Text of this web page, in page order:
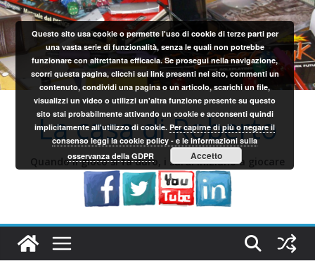
Salta
al
contenuto
La casa di Roberto
Quando il gioco si fa duro, i sardi iniziano a giocare
Questo sito usa cookie o permette l'uso di cookie di terze parti per
una vasta serie di funzionalità, senza le quali non potrebbe
funzionare con altrettanta efficacia. Se prosegui nella navigazione,
scorri questa pagina, clicchi sui link presenti nel sito, commenti un
contenuto, condividi una pagina o un articolo, scarichi un file,
visualizzi un video o utilizzi un'altra funzione presente su questo
sito stai probabilmente attivando un cookie e acconsenti quindi
implicitamente all'utilizzo di cookie.Per capirne di più o negare il
consenso leggi la cookie policy - e le informazioni sulla
osservanza della GDPR
Accetto